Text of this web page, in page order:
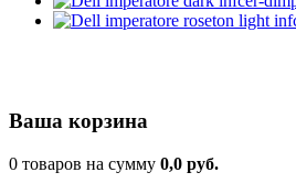
Ваша корзина
0 товаров на сумму 0,0 руб.